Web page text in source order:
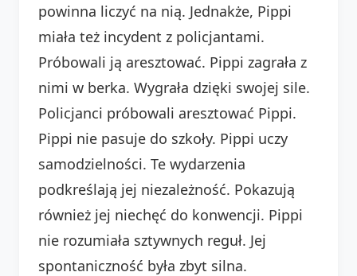
powinna liczyć na nią. Jednakże, Pippi
miała też incydent z policjantami.
Próbowali ją aresztować. Pippi zagrała z
nimi w berka. Wygrała dzięki swojej sile.
Policjanci próbowali aresztować Pippi.
Pippi nie pasuje do szkoły. Pippi uczy
samodzielności. Te wydarzenia
podkreślają jej niezależność. Pokazują
również jej niechęć do konwencji. Pippi
nie rozumiała sztywnych reguł. Jej
spontaniczność była zbyt silna.